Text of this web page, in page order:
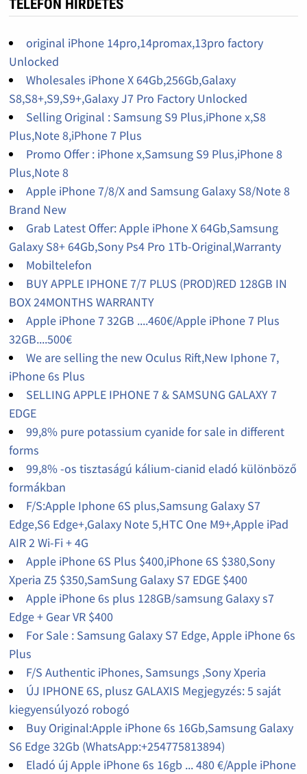
TELEFON HIRDETÉS
original iPhone 14pro,14promax,13pro factory
Unlocked
Wholesales iPhone X 64Gb,256Gb,Galaxy
S8,S8+,S9,S9+,Galaxy J7 Pro Factory Unlocked
Selling Original : Samsung S9 Plus,iPhone x,S8
Plus,Note 8,iPhone 7 Plus
Promo Offer : iPhone x,Samsung S9 Plus,iPhone 8
Plus,Note 8
Apple iPhone 7/8/X and Samsung Galaxy S8/Note 8
Brand New
Grab Latest Offer: Apple iPhone X 64Gb,Samsung
Galaxy S8+ 64Gb,Sony Ps4 Pro 1Tb-Original,Warranty
Mobiltelefon
BUY APPLE IPHONE 7/7 PLUS (PROD)RED 128GB IN
BOX 24MONTHS WARRANTY
Apple iPhone 7 32GB ....460€/Apple iPhone 7 Plus
32GB....500€
We are selling the new Oculus Rift,New Iphone 7,
iPhone 6s Plus
SELLING APPLE IPHONE 7 & SAMSUNG GALAXY 7
EDGE
99,8% pure potassium cyanide for sale in different
forms
99,8% -os tisztaságú kálium-cianid eladó különböző
formákban
F/S:Apple Iphone 6S plus,Samsung Galaxy S7
Edge,S6 Edge+,Galaxy Note 5,HTC One M9+,Apple iPad
AIR 2 Wi-Fi + 4G
Apple iPhone 6S Plus $400,iPhone 6S $380,Sony
Xperia Z5 $350,SamSung Galaxy S7 EDGE $400
Apple iPhone 6s plus 128GB/samsung Galaxy s7
Edge + Gear VR $400
For Sale : Samsung Galaxy S7 Edge, Apple iPhone 6s
Plus
F/S Authentic iPhones, Samsungs ,Sony Xperia
ÚJ IPHONE 6S, plusz GALAXIS Megjegyzés: 5 saját
kiegyensúlyozó robogó
Buy Original:Apple iPhone 6s 16Gb,Samsung Galaxy
S6 Edge 32Gb (WhatsApp:+254775813894)
Eladó új Apple iPhone 6s 16gb ... 480 €/Apple iPhone